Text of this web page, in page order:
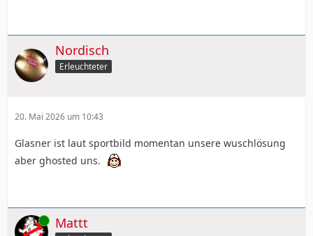
Nordisch
Erleuchteter
20. Mai 2026 um 10:43
Glasner ist laut sportbild momentan unsere wuschlösung
aber ghosted uns.
Online Mattt